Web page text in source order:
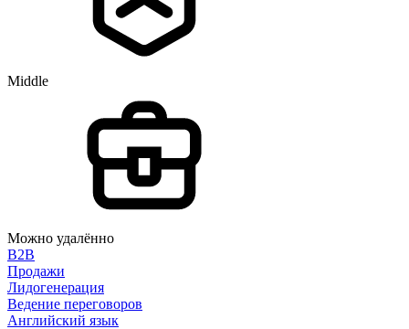
Middle
Можно удалённо
B2B
Продажи
Лидогенерация
Ведение переговоров
Английский язык